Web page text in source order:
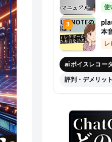
使
3
本
レ
aiボイスレコー
評判・デメリット